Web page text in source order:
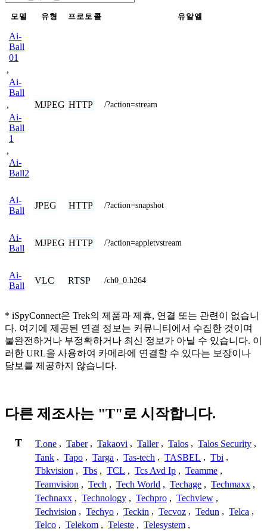
모델 유형 프로토콜 유알엘
Ai-
Ball
01
,
Ai-
Ball
,
Ai-
Ball
1
,
Ai-
Ball2
MJPEG HTTP /?action=stream
Ai-
Ball
JPEG HTTP /?action=snapshot
Ai-
Ball
MJPEG HTTP /?action=appletvstream
Ai-
Ball
VLC RTSP /ch0_0.h264
* iSpyConnect은 Trek의 제품과 제휴, 연결 또는 관련이 없습니
다. 여기에 제공된 연결 정보는 커뮤니티에서 수집한 것이며
불완전하거나 부정확하거나 최신 정보가 아닐 수 있습니다. 이
러한 URL을 사용하여 카메라에 연결할 수 있다는 보장이나
담보를 제공하지 않습니다.
다른 제조사는 "T"로 시작합니다.
T T.one , Taber , Takaovi , Taller , Talos , Talos Security ,
Tank , Tapo , Targa , Tas-tech , TASBEL , Tbi ,
Tbkvision , Tbs , TCL , Tcs Avd Ip , Teamme ,
Teamvision , Tech , Tech World , Techage , Techmaxx ,
Technaxx , Technology , Techpro , Techview ,
Techvision , Techyo , Teckin , Tecvoz , Tedun , Telca ,
Telco , Telekom , Teleste , Telesystem ,